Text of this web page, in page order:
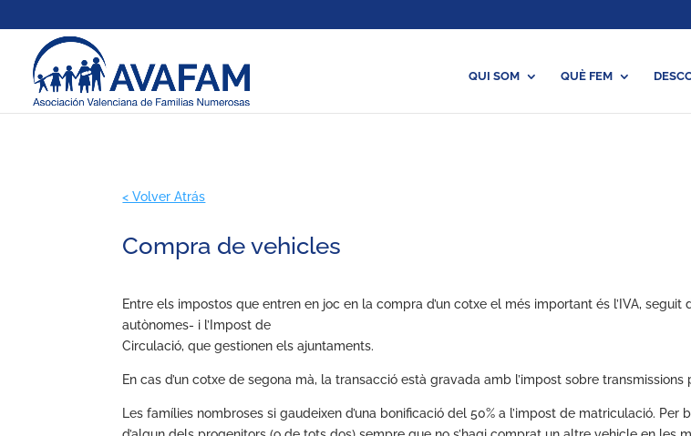
QUI SOM QUÈ FEM
< Volver Atrás
Compra de vehicles
Entre els impostos que entren en joc en la compra d’un cotxe el més important és l’IVA,
autònomes- i l’Impost de
Circulació, que gestionen els ajuntaments.
En cas d’un cotxe de segona mà, la transacció està gravada amb l’impost sobre transmissions
Les famílies nombroses si gaudeixen d’una bonificació del 50% a l’impost de matriculació. Per